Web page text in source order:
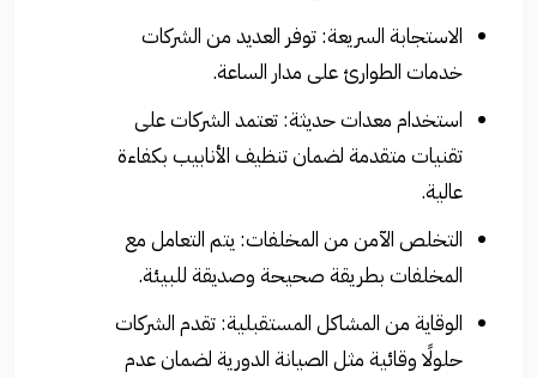
الاستجابة السريعة: توفر العديد من الشركات
خدمات الطوارئ على مدار الساعة.
استخدام معدات حديثة: تعتمد الشركات على
تقنيات متقدمة لضمان تنظيف الأنابيب بكفاءة
عالية.
التخلص الآمن من المخلفات: يتم التعامل مع
المخلفات بطريقة صحيحة وصديقة للبيئة.
الوقاية من المشاكل المستقبلية: تقدم الشركات
حلولًا وقائية مثل الصيانة الدورية لضمان عدم